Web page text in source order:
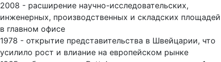
2008 - расширение научно-исследовательских,
инженерных, производственных и складских площадей
в главном офисе
1978 - открытие представительства в Швейцарии, что
усилило рост и влиание на европейском рынке